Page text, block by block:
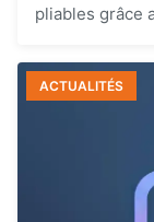
pliables grâce
ACTUALITÉS